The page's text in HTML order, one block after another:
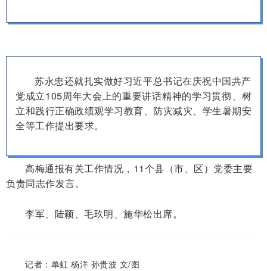
苏永忠还就扎实做好习近平总书记在庆祝中国共产
党成立105周年大会上的重要讲话精神的学习贯彻、树
立和践行正确政绩观学习教育、防灾减灾、学生暑期安
全等工作提出要求。
高梅通报有关工作情况，11个县（市、区）党委主要
负责同志作发言。
李军、陆颖、毛玖明、施华松出席。
记者：单虹 杨洋 孙贵波 文/图